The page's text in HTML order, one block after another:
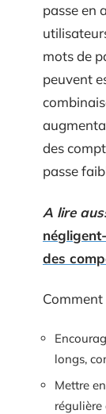
passe en
mots de
peuvent
des
passe
A lire
des
Comment
longs,
Mettre
régulière